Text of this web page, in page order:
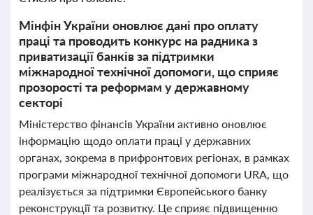
Мінфін України оновлює дані про оплату
праці та проводить конкурс на радника з
приватизації банків за підтримки
міжнародної технічної допомоги, що сприяє
прозорості та реформам у державному
секторі
Міністерство фінансів України активно оновлює
інформацію щодо оплати праці у державних
органах, зокрема в прифронтових регіонах, в рамках
програми міжнародної технічної допомоги URA, що
реалізується за підтримки Європейського банку
реконструкції та розвитку. Це сприяє підвищенню